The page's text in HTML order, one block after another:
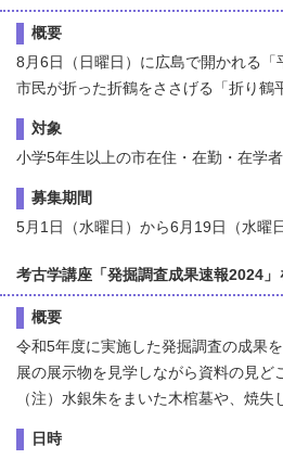
概要
8月6日（日曜日）に広島で開かれる「
市民が折った折鶴をささげる「折り鶴
対象
小学5年生以上の市在住・在勤・在学者
募集期間
5月1日（水曜日）から6月19日（水曜
考古学講座「発掘調査成果速報2024」
概要
令和5年度に実施した発掘調査の成果
展の展示物を見学しながら資料の見ど
（注）水銀朱をまいた木棺墓や、焼失
日時